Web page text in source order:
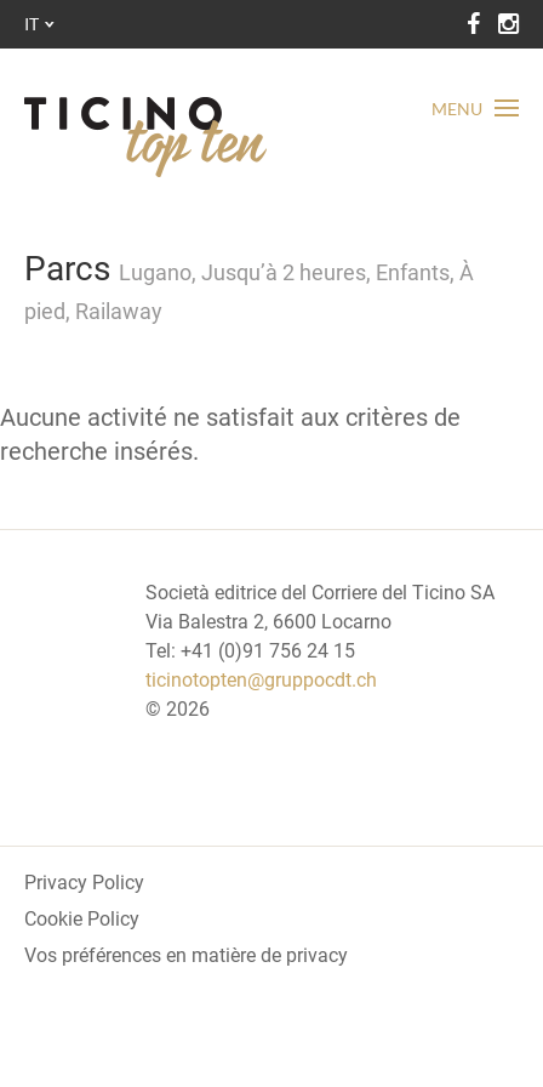
MENU
IT
Parcs Lugano, Jusqu’à 2 heures, Enfants, À
pied, Railaway
Aucune activité ne satisfait aux critères de
recherche insérés.
Società editrice del Corriere del Ticino SA
Via Balestra 2, 6600 Locarno
Tel: +41 (0)91 756 24 15
ticinotopten@gruppocdt.ch
© 2026
Privacy Policy
Cookie Policy
Vos préférences en matière de privacy